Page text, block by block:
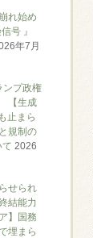
れ始め
号 』
年7月
ンプ政権
【生成
止まら
規制の
2026
せられ
結能力
】国務
埋まら